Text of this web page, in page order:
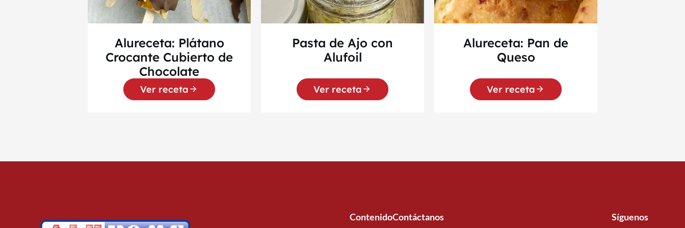
Alureceta: Plátano
Crocante Cubierto de
Chocolate
Ver receta
Pasta de Ajo con
Alufoil
Ver receta
Alureceta: Pan de
Queso
Ver receta
ContenidoContáctanos Síguenos